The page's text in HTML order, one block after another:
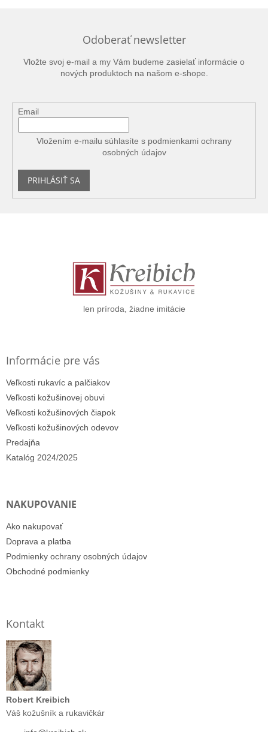
Odoberať newsletter
Vložte svoj e-mail a my Vám budeme zasielať informácie o
nových produktoch na našom e-shope.
Email
Vložením e-mailu súhlasíte s podmienkami ochrany
osobných údajov
PRIHLÁSIŤ SA
len príroda, žiadne imitácie
Informácie pre vás
Veľkosti rukavíc a palčiakov
Veľkosti kožušinovej obuvi
Veľkosti kožušinových čiapok
Veľkosti kožušinových odevov
Predajňa
Katalóg 2024/2025
NAKUPOVANIE
Ako nakupovať
Doprava a platba
Podmienky ochrany osobných údajov
Obchodné podmienky
Kontakt
Robert Kreibich
Váš kožušník a rukavičkár